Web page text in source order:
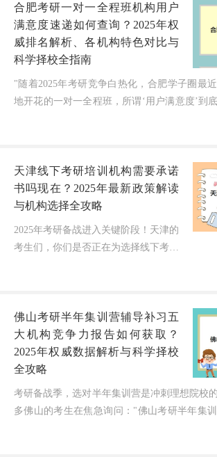
合肥考研一对一全程班机构用户
满意度速递如何查询？2025年权
威排名解析、各机构特色对比与
科学择校全指南
"随着2025年考研竞争白热化，合肥学子圈最
地开花的一对一全程班，所谓‘用户满意度’到
价学费是否真能匹配优质服务？不同基础的考
天津线下考研培训机构需要承诺
书吗现在？2025年最新政策解读
与机构选择全攻略
2025年考研备战进入关键阶段！天津的
考生们，你们是否正在为选择线下考研
佛山考研半年集训营辅导补习五
大机构竞争力报告如何获取？
2025年权威数据解析与科学择校
全攻略
考研备战季，选对半年集训营是冲刺理想院校
多佛山的考生在焦急询问："佛山考研半年集训
构竞争力到底哪家强？如何避免信息不对称选